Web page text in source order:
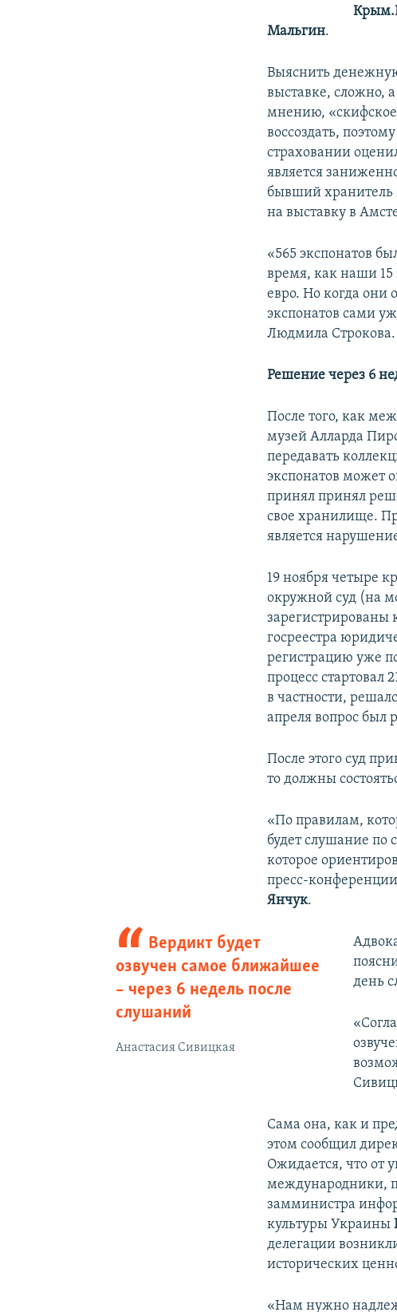
Мальгин.
Выяснить
выставке, сложно,
мнению, «скифское
воссоздать,
страховании
является
бывший хранитель
на выставку в
«565 экспонатов
время, как наши 15
евро. Но когда они
экспонатов сами
Людмила Строкова.
Решение через 6
После того, как
музей Алларда
передавать
экспонатов может
принял принял
свое хранилище.
является
19 ноября четыре
окружной суд (на
госреестра
регистрацию уже
процесс стартовал
в частности,
апреля вопрос был
После этого суд
то должны
«По правилам,
будет слушание по
которое
пресс-
Янчук.
Вердикт будет
озвучен самое ближайшее
– через 6 недель после
слушаний
Анастасия Сивицкая
день
Сама она, как и
этом сообщил
Ожидается, что от
международники,
замминистра
культуры Украины
делегации
исторических
«Нам нужно